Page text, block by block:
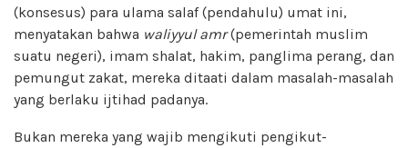
(konsesus) para ulama salaf (pendahulu) umat ini,
menyatakan bahwa waliyyul amr(pemerintah muslim
suatu negeri), imam shalat, hakim, panglima perang, dan
pemungut zakat, mereka ditaati dalam masalah-masalah
yang berlaku ijtihad padanya.
Bukan mereka yang wajib mengikuti pengikut-